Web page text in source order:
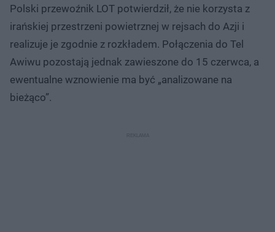
Polski przewoźnik LOT potwierdził, że nie korzysta z
irańskiej przestrzeni powietrznej w rejsach do Azji i
realizuje je zgodnie z rozkładem. Połączenia do Tel
Awiwu pozostają jednak zawieszone do 15 czerwca, a
ewentualne wznowienie ma być „analizowane na
bieżąco”.